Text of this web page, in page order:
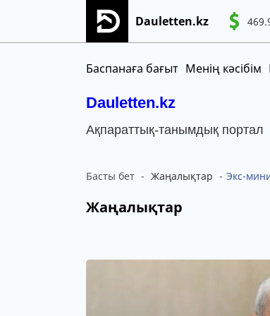
Dauletten.kz
Баспанаға бағыт Менің кәсібім
Dauletten.kz
Ақпараттық-танымдық портал
Сіздің өтінішіңіз сәтті
Басты бет Жаңалықтар Экс-
Жаңалықтар